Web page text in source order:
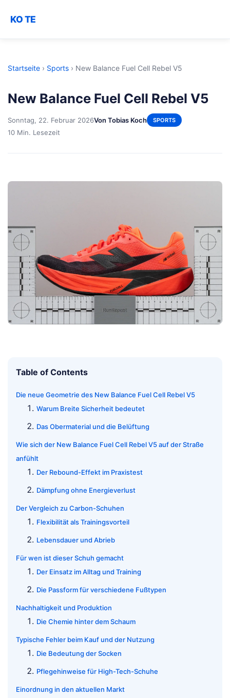
KO TE
Startseite › Sports › New Balance Fuel Cell Rebel V5
New Balance Fuel Cell Rebel V5
Sonntag, 22. Februar 2026Von Tobias Koch SPORTS
10 Min. Lesezeit
Table of Contents
Die neue Geometrie des New Balance Fuel Cell Rebel V5
Warum Breite Sicherheit bedeutet
Das Obermaterial und die Belüftung
Wie sich der New Balance Fuel Cell Rebel V5 auf der Straße
anfühlt
Der Rebound-Effekt im Praxistest
Dämpfung ohne Energieverlust
Der Vergleich zu Carbon-Schuhen
Flexibilität als Trainingsvorteil
Lebensdauer und Abrieb
Für wen ist dieser Schuh gemacht
Der Einsatz im Alltag und Training
Die Passform für verschiedene Fußtypen
Nachhaltigkeit und Produktion
Die Chemie hinter dem Schaum
Typische Fehler beim Kauf und der Nutzung
Die Bedeutung der Socken
Pflegehinweise für High-Tech-Schuhe
Einordnung in den aktuellen Markt